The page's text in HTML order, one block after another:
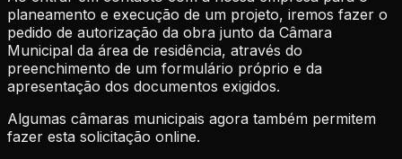
planeamento e execução de um projeto, iremos fazer o
pedido de autorização da obra junto da Câmara
Municipal da área de residência, através do
preenchimento de um formulário próprio e da
apresentação dos documentos exigidos.
Algumas câmaras municipais agora também permitem
fazer esta solicitação online.